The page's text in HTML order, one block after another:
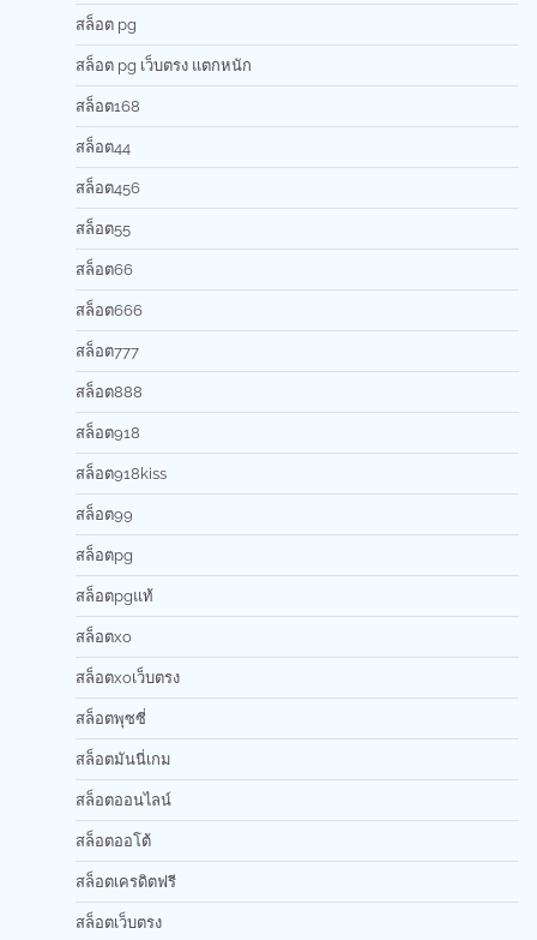
สล็อต pg
สล็อต pg เว็บตรง แตกหนัก
สล็อต168
สล็อต44
สล็อต456
สล็อต55
สล็อต66
สล็อต666
สล็อต777
สล็อต888
สล็อต918
สล็อต918kiss
สล็อต99
สล็อตpg
สล็อตpgแท้
สล็อตxo
สล็อตxoเว็บตรง
สล็อตพุซซี่
สล็อตมันนี่เกม
สล็อตออนไลน์
สล็อตออโต้
สล็อตเครดิตฟรี
สล็อตเว็บตรง